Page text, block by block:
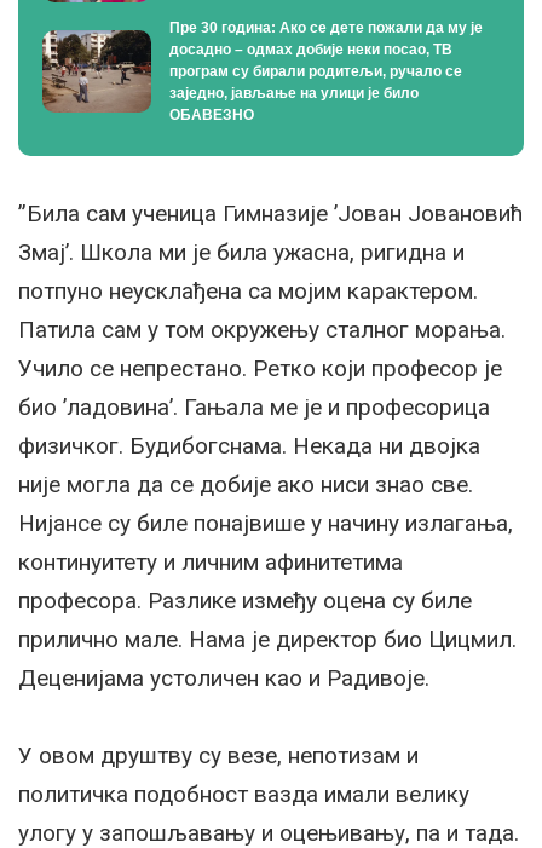
Пре 30 година: Ако се дете пожали да му је
досадно – одмах добије неки посао, ТВ
програм су бирали родитељи, ручало се
заједно, јављање на улици је било
ОБАВЕЗНО
”Била сам ученица Гимназије ’Јован Јовановић
Змај’. Школа ми је била ужасна, ригидна и
потпуно неусклађена са мојим карактером.
Патила сам у том окружењу сталног морања.
Учило се непрестано. Ретко који професор је
био ’ладовина’. Гањала ме је и професорица
физичког. Будибогснама. Некада ни двојка
није могла да се добије ако ниси знао све.
Нијансе су биле понајвише у начину излагања,
континуитету и личним афинитетима
професора. Разлике између оцена су биле
прилично мале. Нама је директор био Цицмил.
Деценијама устоличен као и Радивоје.
У овом друштву су везе, непотизам и
политичка подобност вазда имали велику
улогу у запошљавању и оцењивању, па и тада.